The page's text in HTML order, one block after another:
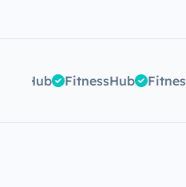
FitnessHub